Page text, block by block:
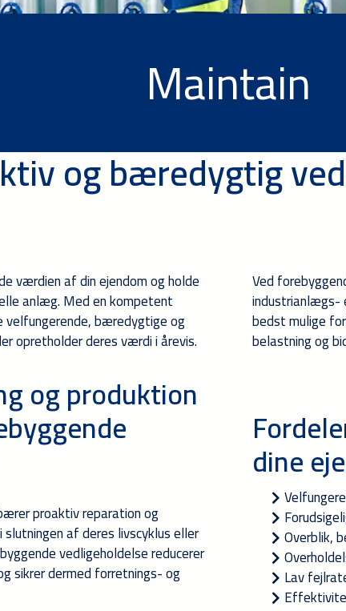
Maintain
og bæredygtig
værdien af din ejendom og holde
anlæg. Med en kompetent
velfungerende, bæredygtige og
opretholder deres værdi i årevis.
og produktion
proaktiv reparation og
af deres livscyklus eller
vedligeholdelse reducerer
sikrer dermed forretnings- og
Ved
industrianlægs-
bedst mulige
belastning og
dine
Overblik,
Lav